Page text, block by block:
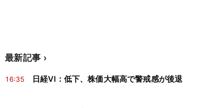
最新記事
16:35 日経VI：低下、株価大幅高で警戒感が後退